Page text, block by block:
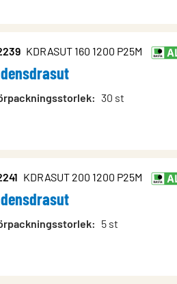
KDRASUT 160 1200 P25M
: 30 st
KDRASUT 200 1200 P25M
: 5 st